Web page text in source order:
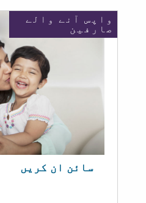
واپس آنے والے
صارفین
سائن ان کریں